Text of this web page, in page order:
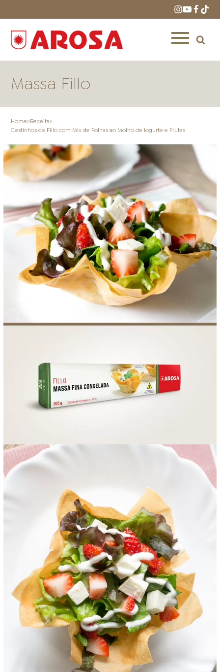
HOME RECEITAS PRODUTOS
ONDE COMPRAR LOJAS AROSA
DISTRIBUIDORES E
REPRESENTANTES
FOOD SERVICE EMPRESA AGENDA DE CURSOS
Massa Fillo
Home>Receita>
Cestinhos de Fillo com Mix de Folhas ao Molho de Iogurte e Frutas